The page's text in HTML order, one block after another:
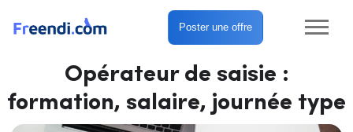
Poster une offre
Opérateur de saisie :
formation, salaire, journée type